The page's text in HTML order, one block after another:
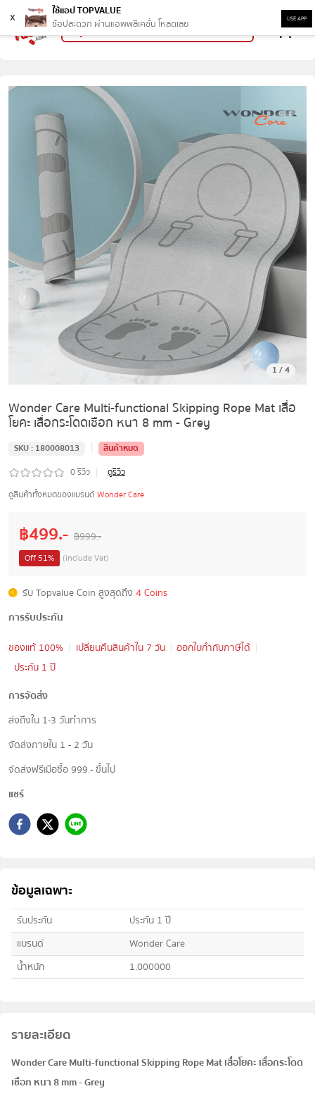
x
ใช้แอป TOPVALUE
ช้อปสะดวก ผ่านแอพพลิเคชั่น โหลดเลย
USE APP
1 /4
Wonder Care Multi-functional Skipping Rope Mat เสื่อ
โยคะ เสื่อกระโดดเชือก หนา 8 mm - Grey
SKU : 180008013 |
สินค้าหมด
0 รีวิว |
ดูรีวิว
ดูสินค้าทั้งหมดของแบรนด์ Wonder Care
฿499.- ฿999.-
Off51% (include Vat)
รับ Topvalue Coin สูงสุดถึง 4 Coins
การรับประกัน
ของแท้ 100%
เปลี่ยนคืนสินค้าใน 7 วัน
ออกใบกำกับภาษีได้
ประกัน 1 ปี
การจัดส่ง
ส่งถึงใน 1-3 วันทำการ
จัดส่งภายใน 1 - 2 วัน
จัดส่งฟรีเมื่อซื้อ 999.- ขึ้นไป
แชร์
ข้อมูลเฉพาะ
รับประกัน
ประกัน 1 ปี
แบรนด์
Wonder Care
น้ำหนัก
1.000000
รายละเอียด
Wonder Care Multi-functional Skipping Rope Mat เสื่อโยคะ เสื่อกระโดด
เชือก หนา 8 mm - Grey